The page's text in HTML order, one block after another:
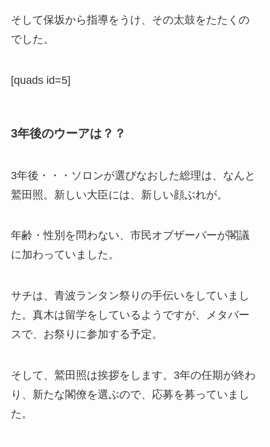
そして保坂から指導をうけ、その太鼓をたたくの
でした。
[quads id=5]
3年後のウーアは？？
3年後・・・ソロンが選びなおした総理は、なんと
鷲田照。新しい大臣には、新しい顔ぶれが。
年齢・性別を問わない、市民オブザーバーが閣議
に加わっていました。
サチは、青波ランタン祭りの手伝いをしていまし
た。真木は留学をしているようですが、メタバー
スで、お祭りに参加する予定。
そして、鷲田照は挨拶をします。3年の任期が終わ
り、新たな閣僚を選ぶので、応募を募っていまし
た。